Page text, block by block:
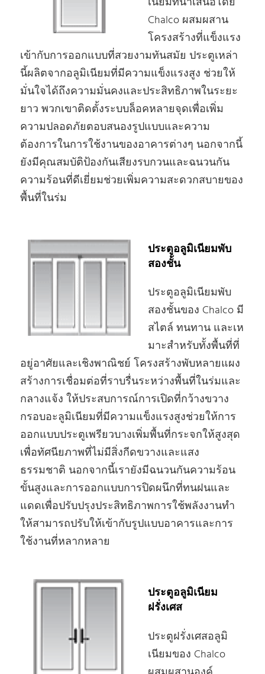
Chalco ผสมผสาน
โครงสร้างที่แข็งแรง
เข้ากับการออกแบบที่สวยงามทันสมัย ประตูเหล่า
นี้ผลิตจากอลูมิเนียมที่มีความแข็งแรงสูง ช่วยให้
มั่นใจได้ถึงความมั่นคงและประสิทธิภาพในระยะ
ยาว พวกเขาติดตั้งระบบล็อคหลายจุดเพื่อเพิ่ม
ความปลอดภัยตอบสนองรูปแบบและความ
ต้องการในการใช้งานของอาคารต่างๆ นอกจากนี้
ยังมีคุณสมบัติป้องกันเสียงรบกวนและฉนวนกัน
ความร้อนที่ดีเยี่ยมช่วยเพิ่มความสะดวกสบายของ
พื้นที่ในร่ม
ประตูอลูมิเนียมพับ
สองชั้น
ประตูอลูมิเนียมพับ
สองชั้นของ Chalco มี
สไตล์ ทนทาน และเห
มาะสําหรับทั้งพื้นที่ที่
อยู่อาศัยและเชิงพาณิชย์ โครงสร้างพับหลายแผง
สร้างการเชื่อมต่อที่ราบรื่นระหว่างพื้นที่ในร่มและ
กลางแจ้ง ให้ประสบการณ์การเปิดที่กว้างขวาง
กรอบอะลูมิเนียมที่มีความแข็งแรงสูงช่วยให้การ
ออกแบบประตูเพรียวบางเพิ่มพื้นที่กระจกให้สูงสุด
เพื่อทัศนียภาพที่ไม่มีสิ่งกีดขวางและแสง
ธรรมชาติ นอกจากนี้เรายังมีฉนวนกันความร้อน
ขั้นสูงและการออกแบบการปิดผนึกที่ทนฝนและ
แดดเพื่อปรับปรุงประสิทธิภาพการใช้พลังงานทํา
ให้สามารถปรับให้เข้ากับรูปแบบอาคารและการ
ใช้งานที่หลากหลาย
ประตูอลูมิเนียม
ฝรั่งเศส
ประตูฝรั่งเศสอลูมิ
เนียมของ Chalco